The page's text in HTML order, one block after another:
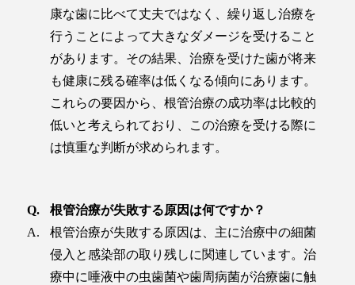
康な歯に比べて丈夫ではなく、繰り返し治療を
行うことによって大きなダメージを受けること
があります。その結果、治療を受けた歯が将来
も健康に残る確率は低くなる傾向にあります。
これらの要因から、根管治療の成功率は比較的
低いと考えられており、この治療を受ける際に
は慎重な判断が求められます。
根管治療が失敗する原因は何ですか？
根管治療が失敗する原因は、主に治療中の細菌
侵入と感染部の取り残しに関連しています。治
療中に唾液中の虫歯菌や歯周病菌が治療歯に触